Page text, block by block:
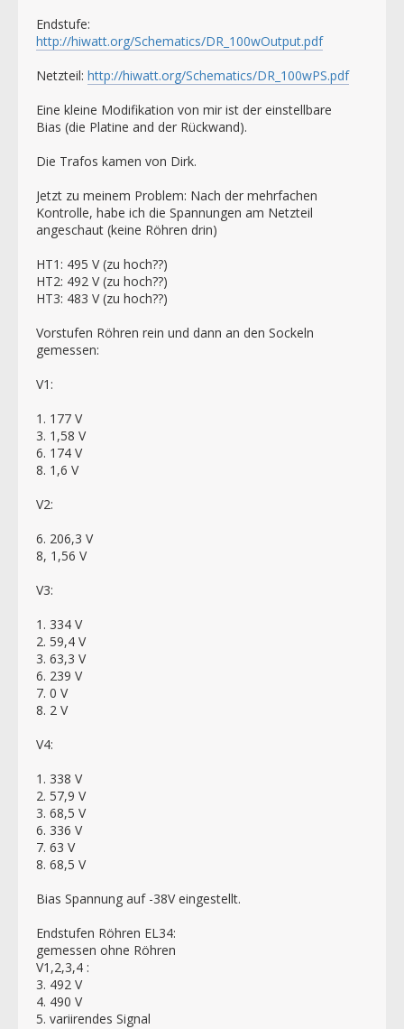
Endstufe:
http://hiwatt.org/Schematics/DR_100wOutput.pdf
Netzteil: http://hiwatt.org/Schematics/DR_100wPS.pdf
Eine kleine Modifikation von mir ist der einstellbare
Bias (die Platine and der Rückwand).
Die Trafos kamen von Dirk.
Jetzt zu meinem Problem: Nach der mehrfachen
Kontrolle, habe ich die Spannungen am Netzteil
angeschaut (keine Röhren drin)
HT1: 495 V (zu hoch??)
HT2: 492 V (zu hoch??)
HT3: 483 V (zu hoch??)
Vorstufen Röhren rein und dann an den Sockeln
gemessen:
V1:
1. 177 V
3. 1,58 V
6. 174 V
8. 1,6 V
V2:
6. 206,3 V
8, 1,56 V
V3:
1. 334 V
2. 59,4 V
3. 63,3 V
6. 239 V
7. 0 V
8. 2 V
V4:
1. 338 V
2. 57,9 V
3. 68,5 V
6. 336 V
7. 63 V
8. 68,5 V
Bias Spannung auf -38V eingestellt.
Endstufen Röhren EL34:
gemessen ohne Röhren
V1,2,3,4 :
3. 492 V
4. 490 V
5. variirendes Signal